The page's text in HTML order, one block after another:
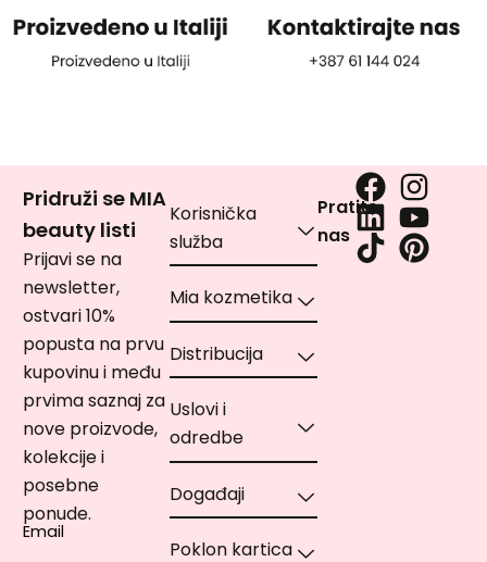
Pridruži se MIA
beauty listi
Prijavi se na
newsletter,
ostvari 10%
popusta na prvu
kupovinu i među
prvima saznaj za
nove proizvode,
kolekcije i
posebne
ponude.
Email
Korisnička
služba
Mia kozmetika
Distribucija
Uslovi i
odredbe
Događaji
Poklon kartica
Pratite
nas